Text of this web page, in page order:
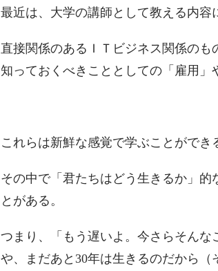
最近は、大学の講師として教える内容
直接関係のあるＩＴビジネス関係の
知っておくべきこととしての「雇用」
これらは新鮮な感覚で学ぶことができ
その中で「君たちはどう生きるか」
とがある。
つまり、「もう遅いよ。今さらそん
や、まだあと30年は生きるのだから（